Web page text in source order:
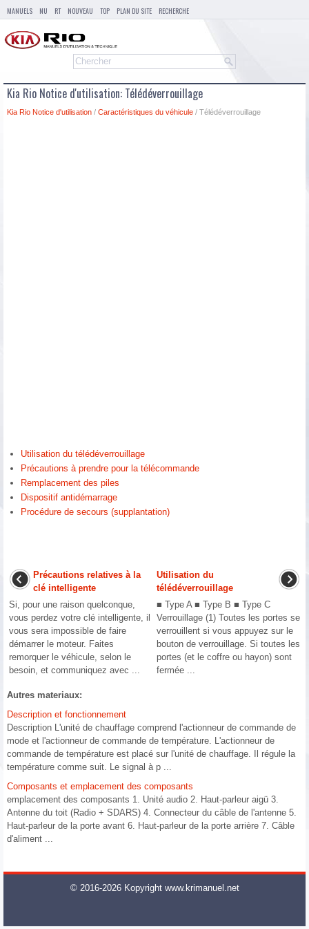
MANUELS NU RT NOUVEAU TOP PLAN DU SITE RECHERCHE
Kia Rio Notice d'utilisation: Télédéverrouillage
Kia Rio Notice d'utilisation / Caractéristiques du véhicule / Télédéverrouillage
Utilisation du télédéverrouillage
Précautions à prendre pour la télécommande
Remplacement des piles
Dispositif antidémarrage
Procédure de secours (supplantation)
Précautions relatives à la
clé intelligente
Si, pour une raison quelconque,
vous perdez votre clé intelligente, il
vous sera impossible de faire
démarrer le moteur. Faites
remorquer le véhicule, selon le
besoin, et communiquez avec ...
Utilisation du
télédéverrouillage
■ Type A ■ Type B ■ Type C
Verrouillage (1) Toutes les portes se
verrouillent si vous appuyez sur le
bouton de verrouillage. Si toutes les
portes (et le coffre ou hayon) sont
fermée ...
Autres materiaux:
Description et fonctionnement
Description L'unité de chauffage comprend l'actionneur de commande de
mode et l'actionneur de commande de température. L'actionneur de
commande de température est placé sur l'unité de chauffage. Il régule la
température comme suit. Le signal à p ...
Composants et emplacement des composants
emplacement des composants 1. Unité audio 2. Haut-parleur aigü 3.
Antenne du toit (Radio + SDARS) 4. Connecteur du câble de l'antenne 5.
Haut-parleur de la porte avant 6. Haut-parleur de la porte arrière 7. Câble
d'aliment ...
© 2016-2026 Kopyright www.krimanuel.net